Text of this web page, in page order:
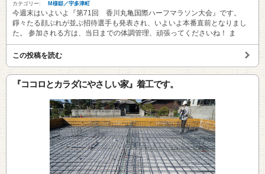
カテゴリー: M様邸／宇多津町
今週末はいよいよ『第71回 香川丸亀国際ハーフマラソン大会』です。
錚々たる顔ぶれが並ぶ招待選手も発表され、いよいよ本番直前となりまし
た。 参加される方は、当日までの体調管理、頑張ってくださいね！ ま
この投稿を読む
『ココロとカラダにやさしい家』着工です。